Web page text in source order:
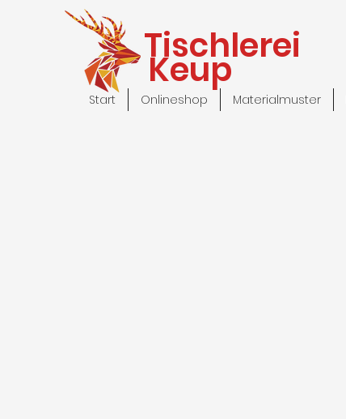
Keup
Tischlerei
Start Onlineshop Materialmuster